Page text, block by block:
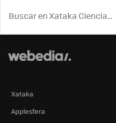
Xataka
Applesfera